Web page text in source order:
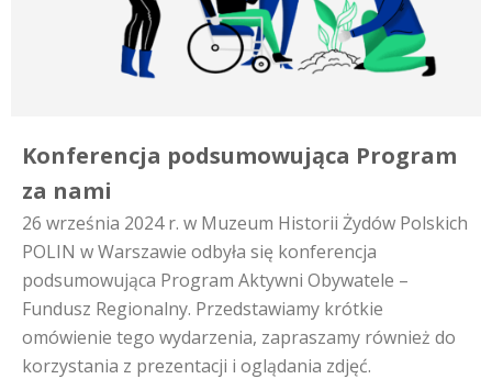
Konferencja podsumowująca Program
za nami
26 września 2024 r. w Muzeum Historii Żydów Polskich
POLIN w Warszawie odbyła się konferencja
podsumowująca Program Aktywni Obywatele –
Fundusz Regionalny. Przedstawiamy krótkie
omówienie tego wydarzenia, zapraszamy również do
korzystania z prezentacji i oglądania zdjęć.